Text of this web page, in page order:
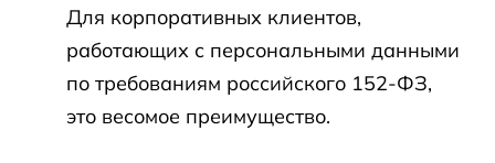
Для корпоративных клиентов,
работающих с персональными данными
по требованиям российского 152-ФЗ,
это весомое преимущество.